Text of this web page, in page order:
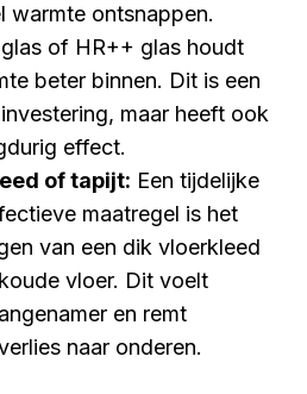
warmte ontsnappen.
of HR++ glas houdt
beter binnen. Dit is een
maar heeft ook
effect.
of tapijt: Een tijdelijke
maatregel is het
van een dik vloerkleed
vloer. Dit voelt
en remt
naar onderen.